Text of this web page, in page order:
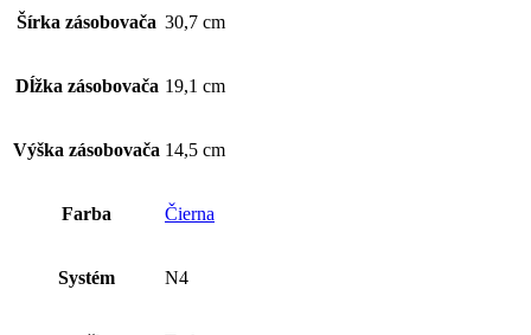
Šírka zásobovača 30,7 cm
Dĺžka zásobovača 19,1 cm
Výška zásobovača 14,5 cm
Farba Čierna
Systém N4